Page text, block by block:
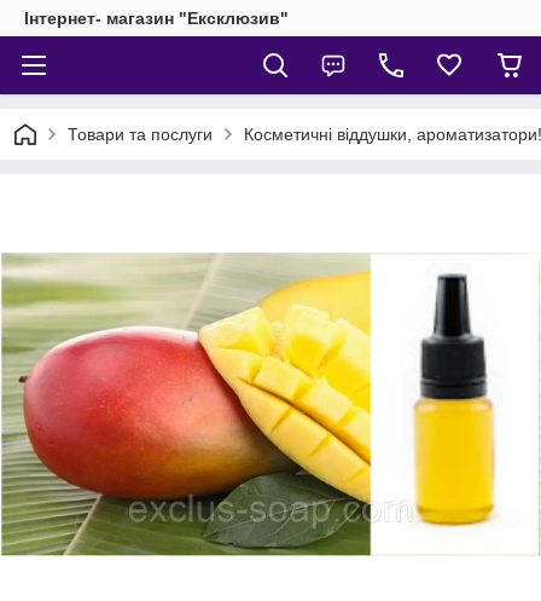
Інтернет- магазин "Ексклюзив"
Товари та послуги Косметичні віддушки, ароматизатори!